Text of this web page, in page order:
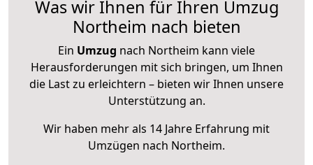
Was wir Ihnen für Ihren Umzug
Northeim nach bieten
Ein Umzug nach Northeim kann viele
Herausforderungen mit sich bringen, um Ihnen
die Last zu erleichtern – bieten wir Ihnen unsere
Unterstützung an.
Wir haben mehr als 14 Jahre Erfahrung mit
Umzügen nach Northeim.